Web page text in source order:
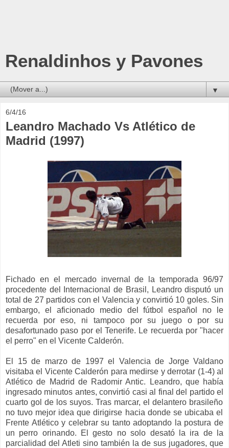
Renaldinhos y Pavones
▼
6/4/16
Leandro Machado Vs Atlético de
Madrid (1997)
Fichado en el mercado invernal de la temporada 96/97
procedente del Internacional de Brasil, Leandro disputó un
total de 27 partidos con el Valencia y convirtió 10 goles. Sin
embargo, el aficionado medio del fútbol español no l e
recuerda por eso, ni tampoco por su juegoo por su
desafortunado paso por el Tenerife. Le recuerda por "hacer
el perro" en el Vicente Calderón.
El 15 de marzo de 1997 el Valencia de Jorge Valdano
visitaba el Vicente Calderón para medirse y derrotar (1-4) al
Atlético de Madrid de Radomir Antic. Leandro, que había
ingresado minutos antes, convirtió casi al final del partidoel
cuarto gol de los suyos. Tras marcar, el delantero brasileño
no tuvo mejor idea que dirigirse hacia donde se ubicaba el
Frente Atlético y celebrarsu tanto adoptando la postura de
un perro orinando. Elgesto no solo desató la ira de la
parcialidad del Atleti sino también la de sus jugadores, que